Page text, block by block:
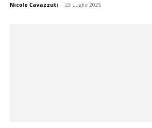
Nicole Cavazzuti - 23 Luglio 2025